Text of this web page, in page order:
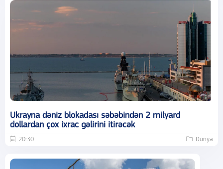
Ukrayna dəniz blokadası səbəbindən 2 milyard
dollardan çox ixrac gəlirini itirəcək
20:30 Dünya